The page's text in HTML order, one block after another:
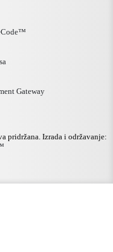
pridržana. Izrada i održavanje: